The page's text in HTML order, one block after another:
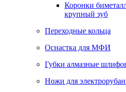
Коронки
крупный зуб
Переходные кольца
Оснастка для МФИ
Губки алмазные
Ножи для